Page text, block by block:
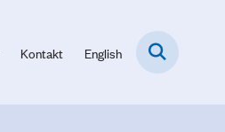
Kontakt English